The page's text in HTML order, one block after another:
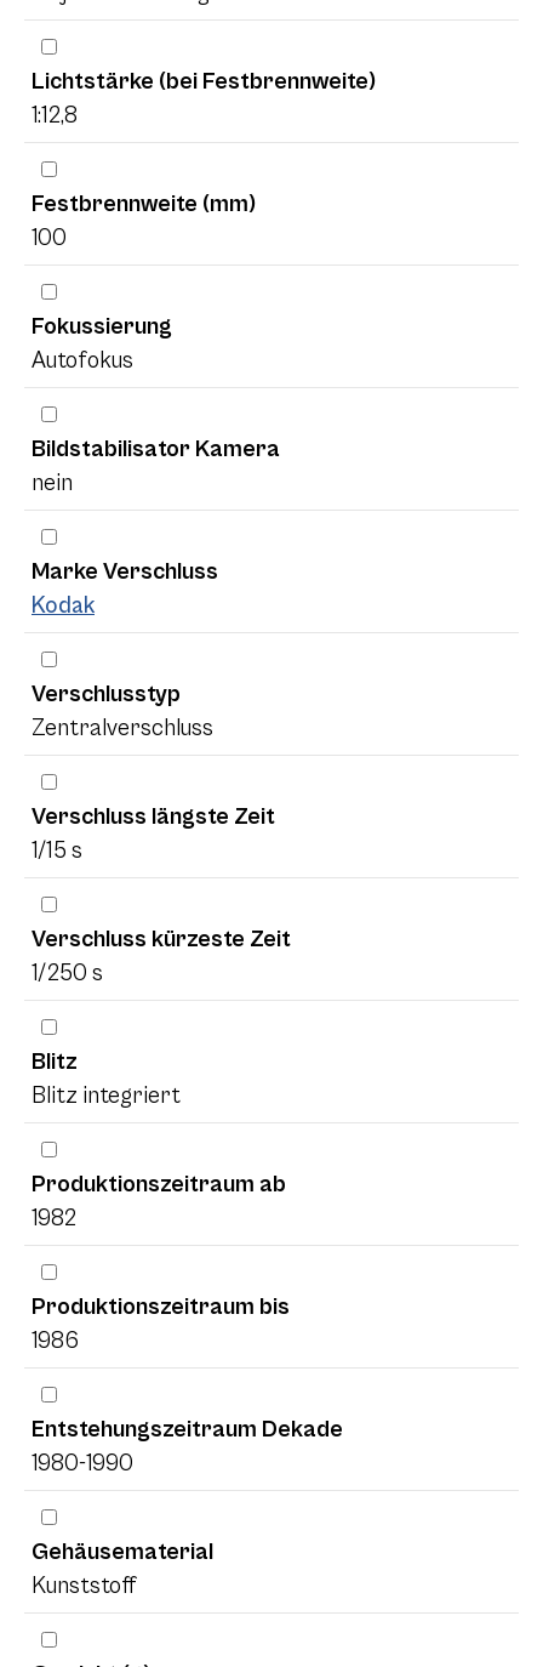
Lichtstärke (bei Festbrennweite)
1:12,8
Festbrennweite (mm)
100
Fokussierung
Autofokus
Bildstabilisator Kamera
nein
Marke Verschluss
Kodak
Verschlusstyp
Zentralverschluss
Verschluss längste Zeit
1/15 s
Verschluss kürzeste Zeit
1/250 s
Blitz
Blitz integriert
Produktionszeitraum ab
1982
Produktionszeitraum bis
1986
Entstehungszeitraum Dekade
1980-1990
Gehäusematerial
Kunststoff